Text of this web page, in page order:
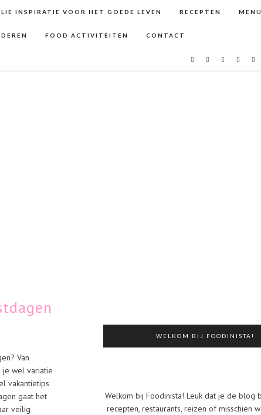
INSPIRATIE VOOR HET GOEDE LEVEN RECEPTEN
FOOD ACTIVITEITEN CONTACT
Van
je wel variatie
vakantietips
gaat het
veilig
WELKOM BIJ FOODINISTA!
Welkom bij Foodinista! Leuk dat je de blog
recepten, restaurants, reizen of misschien